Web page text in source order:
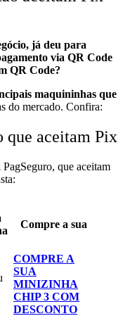
já deu para
via QR Code
QR Code?
maquininhas que
do mercado. Confira:
que aceitam Pix
que aceitam
Compre a sua
COMPRE A
SUA
MINIZINHA
CHIP 3 COM
DESCONTO